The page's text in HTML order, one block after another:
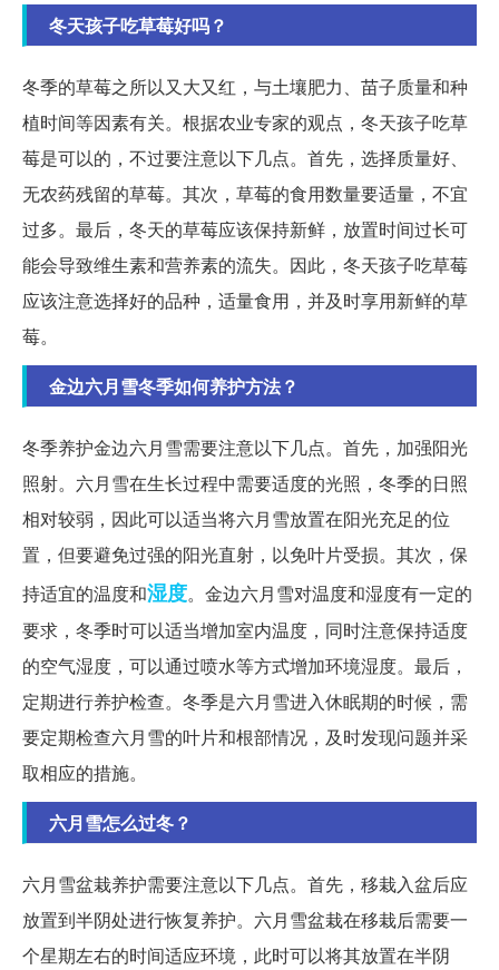
冬天孩子吃草莓好吗？
冬季的草莓之所以又大又红，与土壤肥力、苗子质量和种
植时间等因素有关。根据农业专家的观点，冬天孩子吃草
莓是可以的，不过要注意以下几点。首先，选择质量好、
无农药残留的草莓。其次，草莓的食用数量要适量，不宜
过多。最后，冬天的草莓应该保持新鲜，放置时间过长可
能会导致维生素和营养素的流失。因此，冬天孩子吃草莓
应该注意选择好的品种，适量食用，并及时享用新鲜的草
莓。
金边六月雪冬季如何养护方法？
冬季养护金边六月雪需要注意以下几点。首先，加强阳光
照射。六月雪在生长过程中需要适度的光照，冬季的日照
相对较弱，因此可以适当将六月雪放置在阳光充足的位
置，但要避免过强的阳光直射，以免叶片受损。其次，保
持适宜的温度和湿度。金边六月雪对温度和湿度有一定的
要求，冬季时可以适当增加室内温度，同时注意保持适度
的空气湿度，可以通过喷水等方式增加环境湿度。最后，
定期进行养护检查。冬季是六月雪进入休眠期的时候，需
要定期检查六月雪的叶片和根部情况，及时发现问题并采
取相应的措施。
六月雪怎么过冬？
六月雪盆栽养护需要注意以下几点。首先，移栽入盆后应
放置到半阴处进行恢复养护。六月雪盆栽在移栽后需要一
个星期左右的时间适应环境，此时可以将其放置在半阴